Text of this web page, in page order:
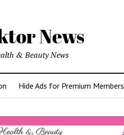
News
& Beauty News
Hide Ads for Premium Members